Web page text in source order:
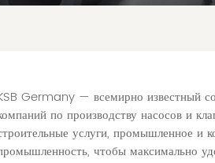
Germany — всемирно известный
по производству насосов и
услуги, промышленное и
чтобы максимально